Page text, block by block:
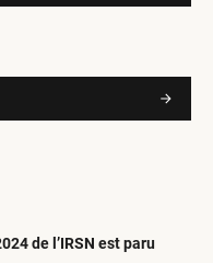
de l’IRSN est paru